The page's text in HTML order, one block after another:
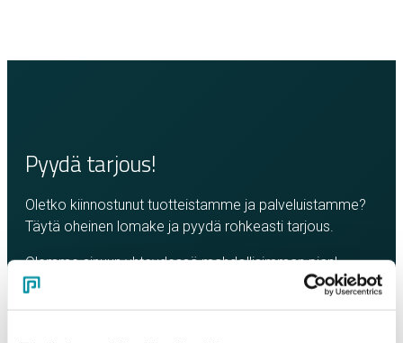
Pyydä tarjous!
Oletko kiinnostunut tuotteistamme ja palveluistamme?
Täytä oheinen lomake ja pyydä rohkeasti tarjous.
Olemme sinuun yhteydessä mahdollisimman pian!
Yritys